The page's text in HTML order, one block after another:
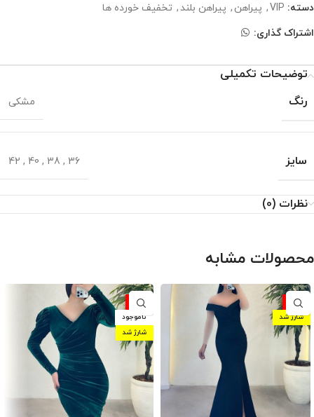
دسته: VIP
, پیراهن , پیراهن بلند, تخفیف خورده ها
اشتراک گذاری:
توضیحات تکمیلی
رنگ
مشکی
سایز 36
,
38
,
40
,
42
نظرات (0)
محصولات مشابه
-10%
شارژ شد
-10%
ناموجود
شارژ شد